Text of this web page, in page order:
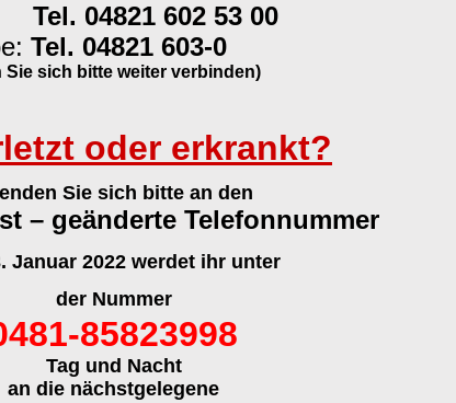
04821 602 53 00
Tel. 04821 603-0
Sie sich bitte weiter verbinden)
oder erkrankt?
Sie sich bitte an den
– geänderte Telefonnummer
Januar 2022 werdet ihr unter
der Nummer
85823998
Tag und Nacht
an die nächstgelegene